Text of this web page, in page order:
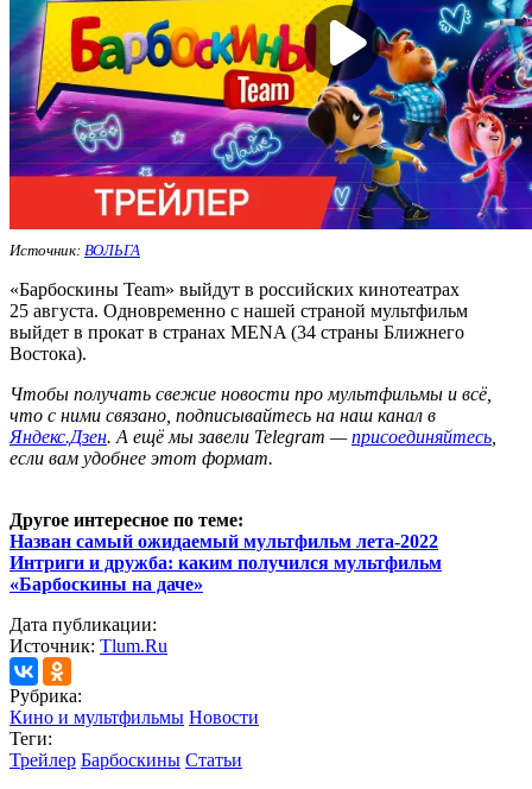
Источник: ВОЛЬГА
«Барбоскины Team» выйдут в российских кинотеатрах
25 августа. Одновременно с нашей страной мультфильм
выйдет в прокат в странах MENA (34 страны Ближнего
Востока).
Чтобы получать свежие новости про мультфильмы и всё,
что с ними связано, подписывайтесь на наш канал в
Яндекс.Дзен. А ещё мы завели Telegram —присоединяйтесь,
если вам удобнее этот формат.
Другое интересное по теме:
Назван самый ожидаемый мультфильм лета-2022
Интриги и дружба: каким получился мультфильм
«Барбоскины на даче»
Дата публикации:
Источник: Tlum.Ru
Рубрика:
Кино и мультфильмы Новости
Теги:
Трейлер Барбоскины Статьи